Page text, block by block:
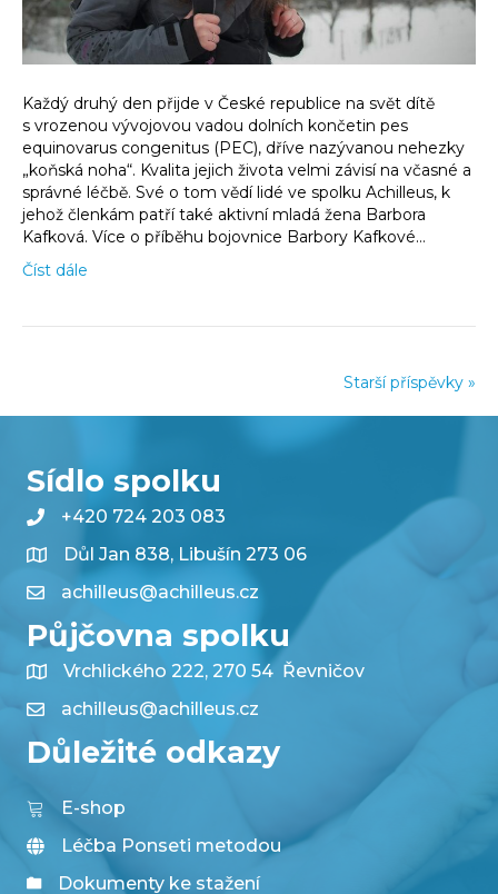
Každý druhý den přijde v České republice na svět dítě
s vrozenou vývojovou vadou dolních končetin pes
equinovarus congenitus (PEC), dříve nazývanou nehezky
„koňská noha“. Kvalita jejich života velmi závisí na včasné a
správné léčbě. Své o tom vědí lidé ve spolku Achilleus, k
jehož členkám patří také aktivní mladá žena Barbora
Kafková. Více o příběhu bojovnice Barbory Kafkové…
Číst dále
Starší příspěvky »
Sídlo spolku
+420 724 203 083
Důl Jan 838, Libušín 273 06
achilleus@achilleus.cz
Půjčovna spolku
Vrchlického 222, 270 54 Řevničov
achilleus@achilleus.cz
Důležité odkazy
E-shop
Léčba Ponseti metodou
Dokumenty ke stažení